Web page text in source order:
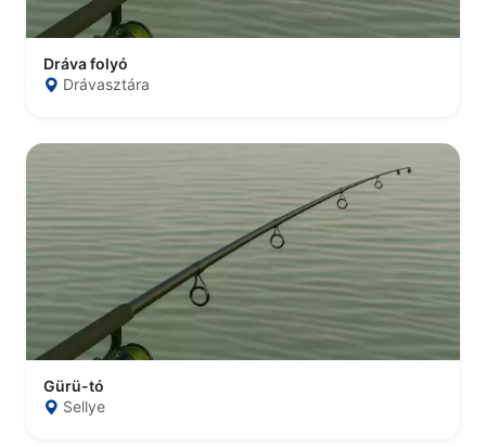
Dráva folyó
Drávasztára
Gürü-tó
Sellye